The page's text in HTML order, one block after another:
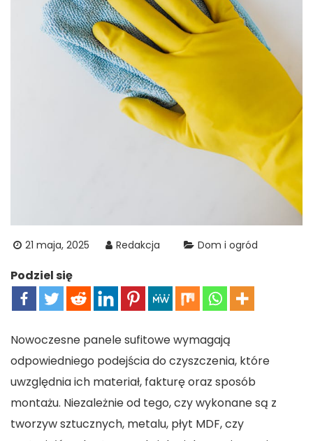
21 maja, 2025 Redakcja Dom i ogród
Podziel się
Nowoczesne panele sufitowe wymagają
odpowiedniego podejścia do czyszczenia, które
uwzględnia ich materiał, fakturę oraz sposób
montażu. Niezależnie od tego, czy wykonane są z
tworzyw sztucznych, metalu, płyt MDF, czy